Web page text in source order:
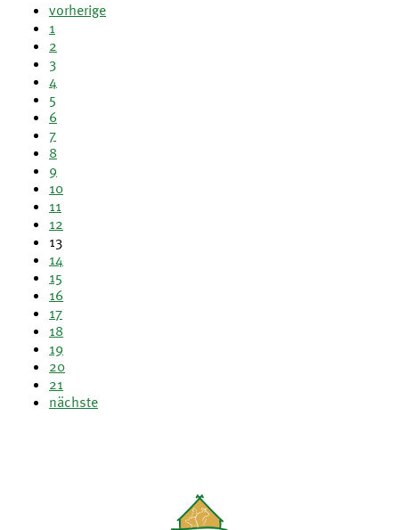
vorherige
1
2
3
4
5
6
7
8
9
10
11
12
13
14
15
16
17
18
19
20
21
nächste